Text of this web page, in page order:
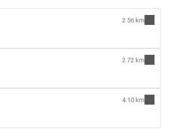
2.56 km
2.72 km
4.10 km